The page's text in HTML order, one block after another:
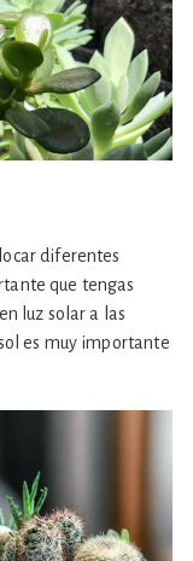
diferentes
que tengas
luz solar a las
es muy importante